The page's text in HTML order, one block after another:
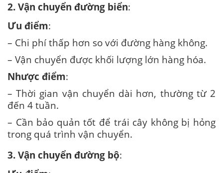
2. Vận chuyển đường biển:
Ưu điểm:
– Chi phí thấp hơn so với đường hàng không.
– Vận chuyển được khối lượng lớn hàng hóa.
Nhược điểm:
– Thời gian vận chuyển dài hơn, thường từ 2
đến 4 tuần.
– Cần bảo quản tốt để trái cây không bị hỏng
trong quá trình vận chuyển.
3. Vận chuyển đường bộ: